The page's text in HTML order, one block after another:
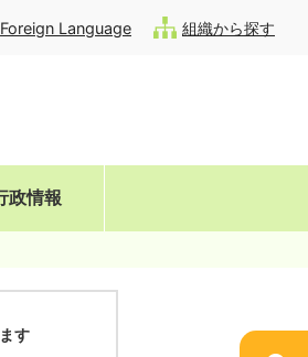
Foreign Language 組織から探す
政情報
す